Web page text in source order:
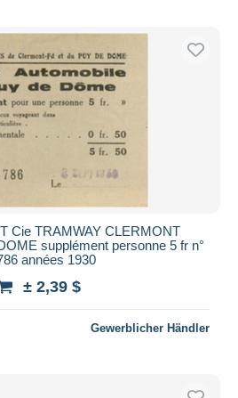
Cie TRAMWAY CLERMONT
supplément personne 5 fr n°
années 1930
± 2,39 $
Gewerblicher Händler